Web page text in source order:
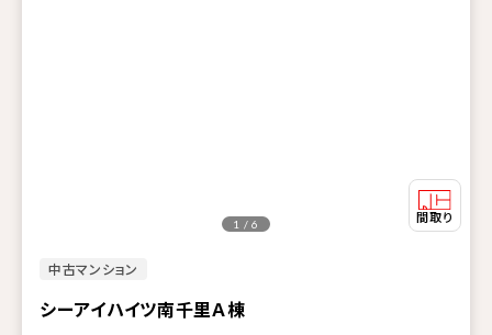
中古マンション
シーアイハイツ南千里Ａ棟
1 / 6